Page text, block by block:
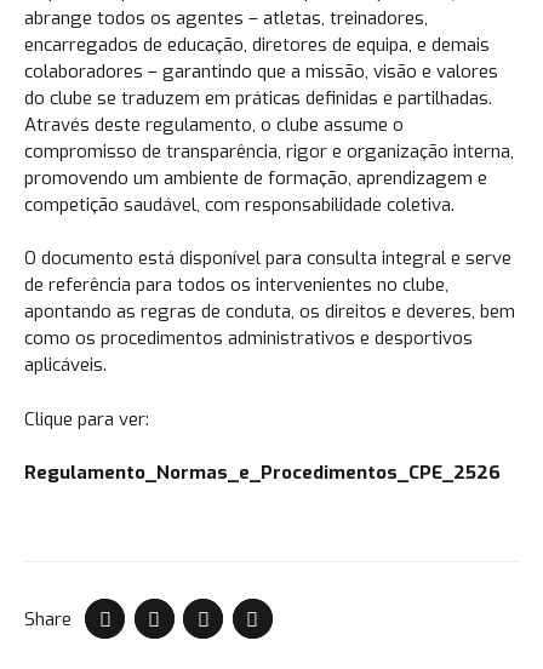
abrange todos os agentes – atletas, treinadores,
encarregados de educação, diretores de equipa, e demais
colaboradores – garantindo que a missão, visão e valores
do clube se traduzem em práticas definidas e partilhadas.
Através deste regulamento, o clube assume o
compromisso de transparência, rigor e organização interna,
promovendo um ambiente de formação, aprendizagem e
competição saudável, com responsabilidade coletiva.
O documento está disponível para consulta integral e serve
de referência para todos os intervenientes no clube,
apontando as regras de conduta, os direitos e deveres, bem
como os procedimentos administrativos e desportivos
aplicáveis.
Clique para ver:
Regulamento_Normas_e_Procedimentos_CPE_2526
Share